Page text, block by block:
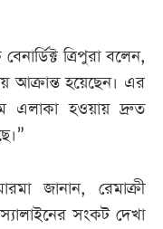
ত্রিপুরা বলেন,
আক্রান্ত হয়েছেন। এর
এলাকা হওয়ায় দ্রুত
জানান, রেমাক্রী
সংকট দেখা